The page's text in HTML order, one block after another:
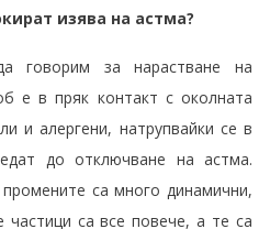
изява на астма?
говорим за нарастване на
е в пряк контакт с околната
и алергени, натрупвайки се в
до отключване на астма.
са много динамични,
частици са все повече, а те са